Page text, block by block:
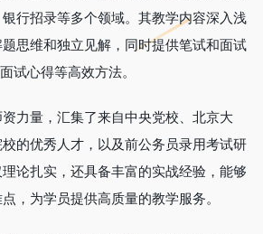
行招录等多个领域。其教学内容深入浅
思维和独立见解，同时提供笔试和面试
试心得等高效方法。
力量，汇集了来自中央党校、北京大
的优秀人才，以及前公务员录用考试研
论扎实，还具备丰富的实战经验，能够
，为学员提供高质量的教学服务。